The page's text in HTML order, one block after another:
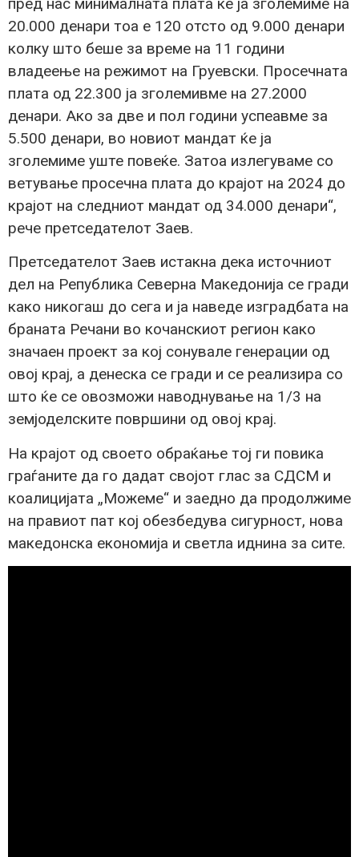
20.000 денари тоа е 120 отсто од 9.000 денари
колку што беше за време на 11 години
владеење на режимот на Груевски. Просечната
плата од 22.300 ја зголемивме на 27.2000
денари. Ако за две и пол години успеавме за
5.500 денари, во новиот мандат ќе ја
зголемиме уште повеќе. Затоа излегуваме со
ветување просечна плата до крајот на 2024 до
крајот на следниот мандат од 34.000 денари“,
рече претседателот Заев.
Претседателот Заев истакна дека источниот
дел на Република Северна Македонија се гради
како никогаш до сега и ја наведе изградбата на
браната Речани во кочанскиот регион како
значаен проект за кој сонувале генерации од
овој крај, а денеска се гради и се реализира со
што ќе се овозможи наводнување на 1/3 на
земјоделските површини од овој крај.
На крајот од своето обраќање тој ги повика
граѓаните да го дадат својот глас за СДСМ и
коалицијата „Можеме“ и заедно да продолжиме
на правиот пат кој обезбедува сигурност, нова
македонска економија и светла иднина за сите.